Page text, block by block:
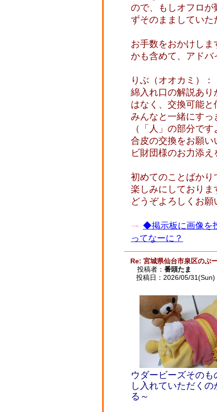
ので、もしオフロ
ずそのまましてい
お手数をおかけし
かも含めて、アド
りぶ（オオカミ）：
綿入れ口の解説あ
はなく、交換可能
みんなと一緒にす
（「人」の部分で
合皮の交換をお願
ビ財団様のお力添
初めてのことばか
楽しみにしておりま
どうぞよろしくお
◆掲示板に画像を
ってなーに？
Re: 宮城県仙台市泉区のぷ
投稿者： 番頭たま
投稿日：2026/05/
ウダービーズその
し入れていただく
る～